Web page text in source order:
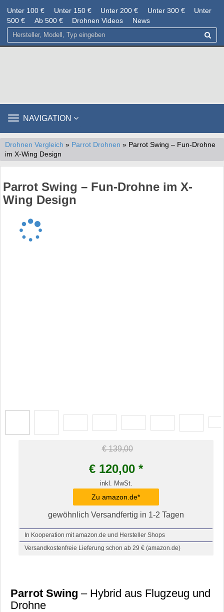
Unter 100 € Unter 150 € Unter 200 € Unter 300 €
Unter
500 €
Ab 500 € Drohnen Videos News
TOGGLE
NAVIGATION
Drohnen Vergleich » Parrot Drohnen » Parrot Swing – Fun-Drohne
im X-Wing Design
Parrot Swing – Fun-Drohne im X-
Wing Design
€ 139,00
€ 120,00 *
inkl. MwSt.
Zu amazon.de*
gewöhnlich Versandfertig in 1-2 Tagen
In Kooperation mit amazon.de und Hersteller Shops
Versandkostenfreie Lieferung schon ab 29 € (amazon.de)
Parrot Swing – Hybrid aus Flugzeug und
Drohne